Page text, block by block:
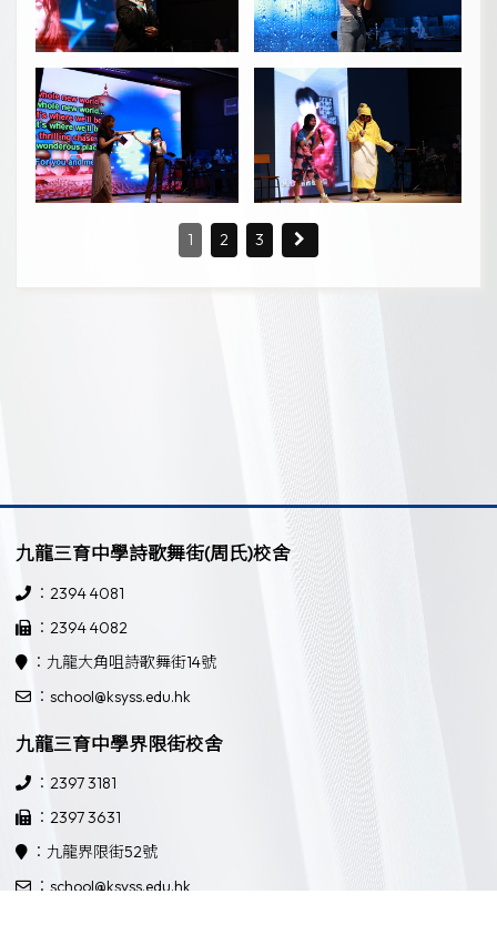
1 2 3
九龍三育中學詩歌舞街(周氏)校舍
：2394 4081
：2394 4082
：九龍大角咀詩歌舞街14號
：school@ksyss.edu.hk
九龍三育中學界限街校舍
：2397 3181
：2397 3631
：九龍界限街52號
：school@ksyss.edu.hk